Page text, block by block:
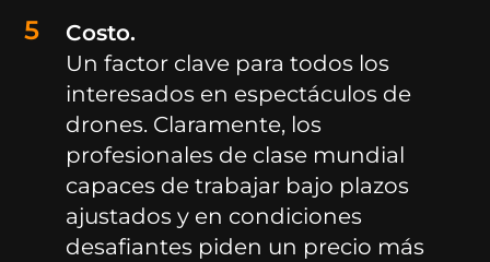
Costo.
Un factor clave para todos los
interesados en espectáculos de
drones. Claramente, los
profesionales de clase mundial
capaces de trabajar bajo plazos
ajustados y en condiciones
desafiantes piden un precio más